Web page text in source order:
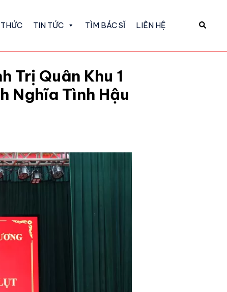
TIN TỨC TÌM BÁC SĨ LIÊN HỆ
Trị Quân Khu 1
Nghĩa Tình Hậu